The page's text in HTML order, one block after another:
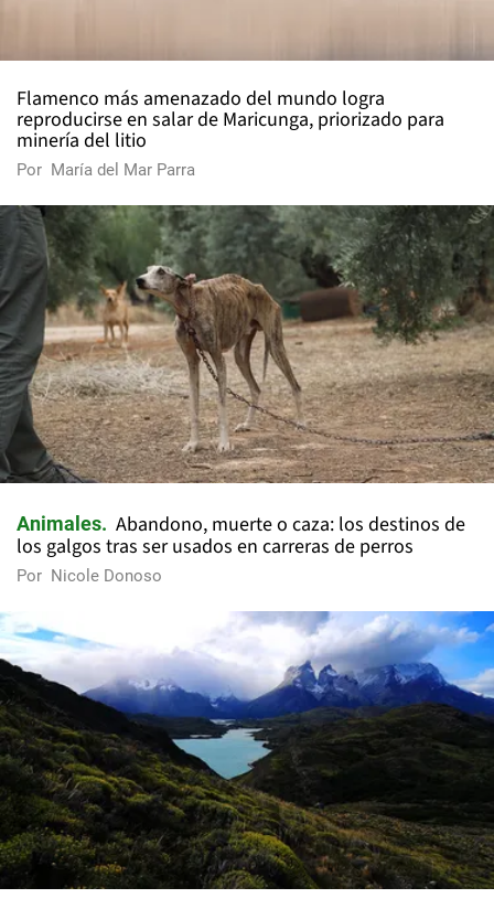
Flamenco más amenazado del mundo logra
reproducirse en salar de Maricunga, priorizado para
minería del litio
Por María del Mar Parra
Animales
Abandono, muerte o caza: los destinos de
los galgos tras ser usados en carreras de perros
Por Nicole Donoso